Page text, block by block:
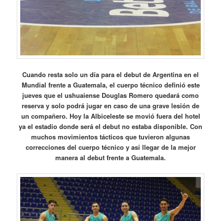
Cuando resta solo un día para el debut de Argentina en el
Mundial frente a Guatemala, el cuerpo técnico definió este
jueves que el ushuaiense Douglas Romero quedará como
reserva y solo podrá jugar en caso de una grave lesión de
un compañero. Hoy la Albiceleste se movió fuera del hotel
ya el estadio donde será el debut no estaba disponible. Con
muchos movimientos tácticos que tuvieron algunas
correcciones del cuerpo técnico y asi llegar de la mejor
manera al debut frente a Guatemala.